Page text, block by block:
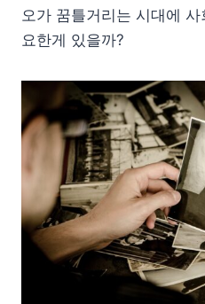
오가 꿈틀거리는 시대에
요한게 있을까?